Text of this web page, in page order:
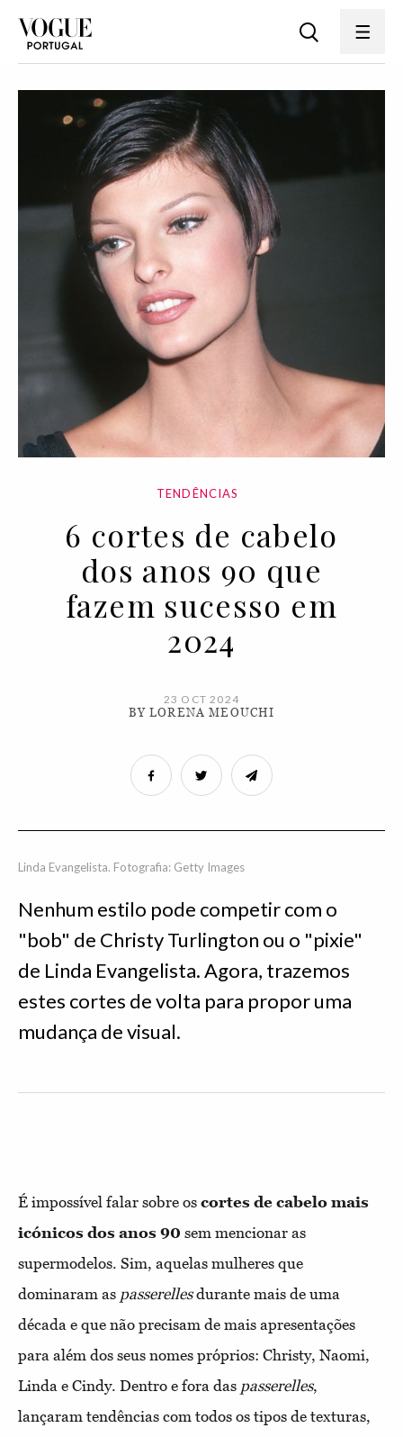
TENDÊNCIAS
6 cortes de cabelo
dos anos 90 que
fazem sucesso em
2024
23 OCT 2024
BY LORENA MEOUCHI
Linda Evangelista. Fotografia: Getty Images
Nenhum estilo pode competir com o
"bob" de Christy Turlington ou o "pixie"
de Linda Evangelista. Agora, trazemos
estes cortes de volta para propor uma
mudança de visual.
É impossível falar sobre os cortes de cabelo mais
icónicos dos anos 90 sem mencionar as
supermodelos. Sim, aquelas mulheres que
dominaram as passerellesdurante mais de uma
década e que não precisam de mais apresentações
para além dos seus nomes próprios: Christy, Naomi,
Linda e Cindy. Dentro e fora das passerelles,
lançaram tendências com todos os tipos de texturas,